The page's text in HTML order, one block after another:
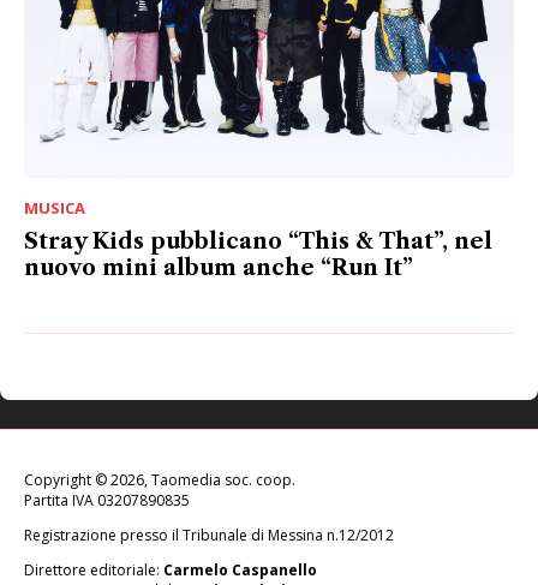
MUSICA
Stray Kids pubblicano “This & That”, nel
nuovo mini album anche “Run It”
Copyright © 2026, Taomedia soc. coop.
Partita IVA 03207890835
Registrazione presso il Tribunale di Messina n.12/2012
Direttore editoriale: Carmelo Caspanello